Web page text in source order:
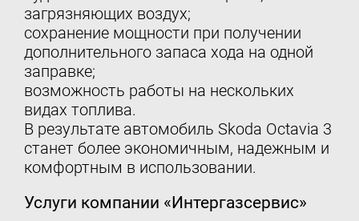
загрязняющих воздух;
сохранение мощности при получении
дополнительного запаса хода на одной
заправке;
возможность работы на нескольких
видах топлива.
В результате автомобиль Skoda Octavia 3
станет более экономичным, надежным и
комфортным в использовании.
Услуги компании «Интергазсервис»